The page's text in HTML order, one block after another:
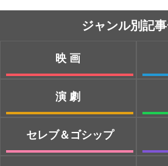
ジャンル別記
映画
演劇
セレブ＆ゴシップ